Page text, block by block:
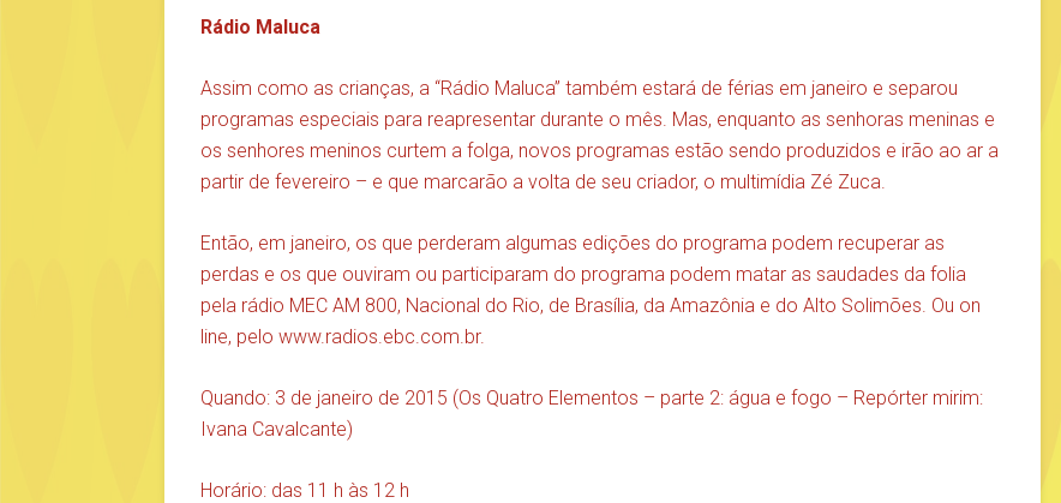
Rádio Maluca
Assim como as crianças, a “Rádio Maluca” também estará de férias em janeiro e separou
programas especiais para reapresentar durante o mês. Mas, enquanto as senhoras meninas e
os senhores meninos curtem a folga, novos programas estão sendo produzidos e irão ao ar a
partir de fevereiro – e que marcarão a volta de seu criador, o multimídia Zé Zuca.
Então, em janeiro, os que perderam algumas edições do programa podem recuperar as
perdas e os que ouviram ou participaram do programa podem matar as saudades da folia
pela rádio MEC AM 800, Nacional do Rio, de Brasília, da Amazônia e do Alto Solimões. Ou on
line, pelo www.radios.ebc.com.br.
Quando: 3 de janeiro de 2015 (Os Quatro Elementos – parte 2: água e fogo – Repórter mirim:
Ivana Cavalcante)
Horário: das 11 h às 12 h